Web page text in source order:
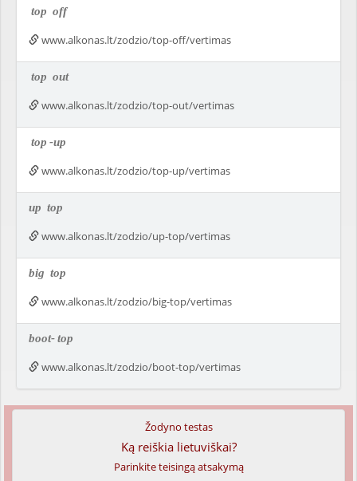
top off
www.alkonas.lt/zodzio/top-off/vertimas
top out
www.alkonas.lt/zodzio/top-out/vertimas
top -up
www.alkonas.lt/zodzio/top-up/vertimas
up top
www.alkonas.lt/zodzio/up-top/vertimas
big top
www.alkonas.lt/zodzio/big-top/vertimas
boot-top
www.alkonas.lt/zodzio/boot-top/vertimas
Žodyno testas
Ką reiškia lietuviškai?
Parinkite teisingą atsakymą